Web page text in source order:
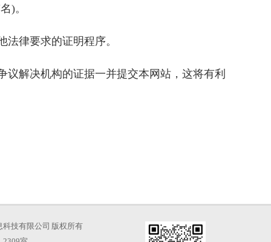
)。
律要求的证明程序。
解决机构的证据一并提交本网站，这将有利
技有限公司 版权所有